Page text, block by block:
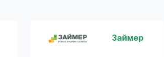
Займер